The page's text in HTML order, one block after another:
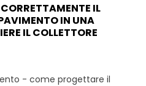
IL
IN UNA
IL COLLETTORE
- come progettare il